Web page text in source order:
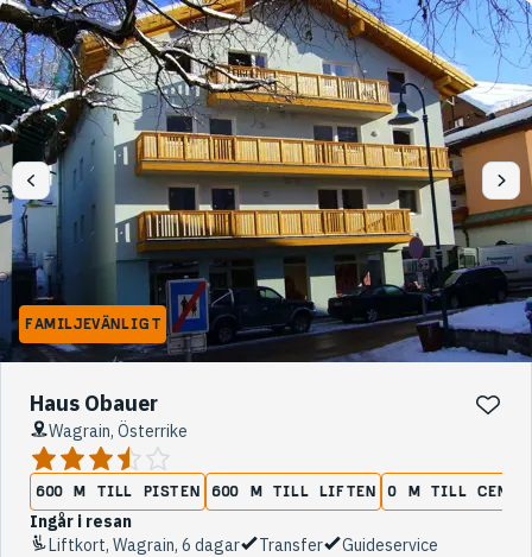
FAMILJEVÄNLIGT
Haus Obauer
Wagrain, Österrike
600 M TILL PISTEN 600 M TILL LIFTEN 0 M TILL
Ingår i resan
Liftkort, Wagrain, 6 dagar
Transfer Guideservice